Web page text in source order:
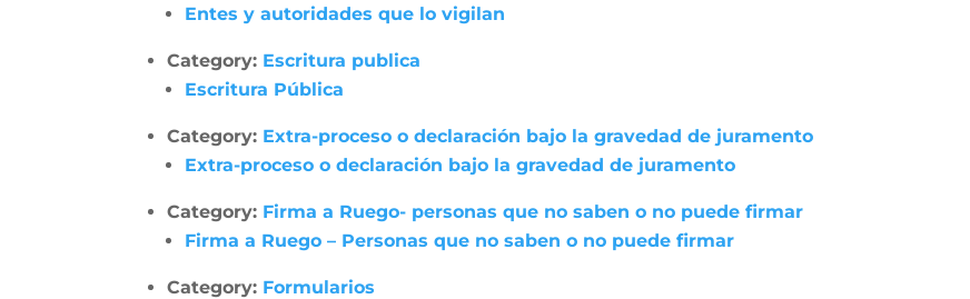
Entes y autoridades que lo vigilan
Category: Escritura publica
Escritura Pública
Category: Extra-proceso o declaración bajo la gravedad de juramento
Extra-proceso o declaración bajo la gravedad de juramento
Category: Firma a Ruego- personas que no saben o no puede firmar
Firma a Ruego – Personas que no saben o no puede firmar
Category: Formularios